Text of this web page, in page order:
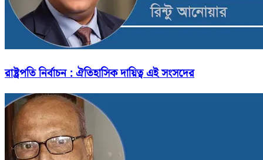
রাষ্ট্রপতি নির্বাচন : ঐতিহাসিক দায়িত্ব এই সংসদের